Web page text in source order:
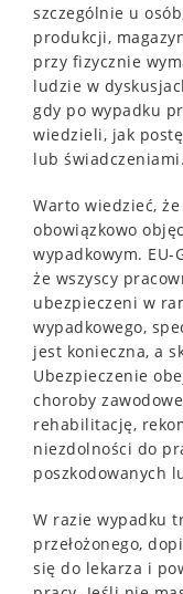
szczególnie u
produkcji,
przy fizycznie
ludzie w
gdy po wypadku
wiedzieli, jak
lub świadczeniami.
Warto wiedzieć,
obowiązkowo
wypadkowym.
że wszyscy
ubezpieczeni w
wypadkowego,
jest konieczna, a
Ubezpieczenie
choroby
rehabilitację,
niezdolności do
poszkodowanych
W razie wypadku
przełożonego,
się do lekarza i